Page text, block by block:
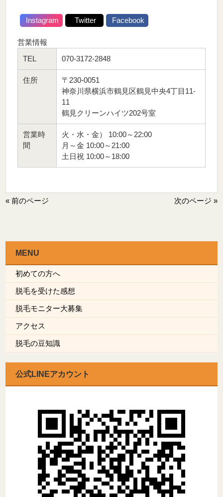
Instagram Twitter Facebook
営業情報
TEL
070-3172-2848
住所
〒230-0051
神奈川県横浜市鶴見区鶴見中央4丁目11-
11
鶴見クリーンハイツ202号室
営業時
間
火・水・金） 10:00～22:00
月～金 10:00～21:00
土日祝 10:00～18:00
« 前のページ 次のページ »
MENU
初めての方へ
脱毛を受けた感想
脱毛モニター大募集
アクセス
脱毛の豆知識
公式LINEアカウント